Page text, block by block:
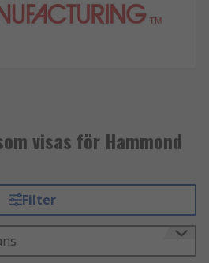
visas för Hammond
Filter